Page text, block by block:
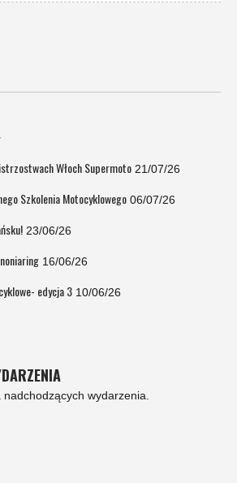
Włoch Supermoto 21/07/26
Szkolenia Motocyklowego 06/07/26
23/06/26
16/06/26
edycja 3 10/06/26
wydarzenia.